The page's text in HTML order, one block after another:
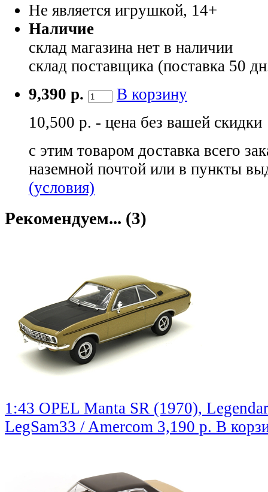
Не является игрушкой, 14+
Наличие
склад магазина нет в наличии
склад поставщика (поставка 50
9,390 р.
В корзину
10,500 р. - цена без вашей скидки
с этим товаром доставка всего
наземной почтой или в пункты
(условия)
Рекомендуем... (3)
1:43 OPEL Manta SR (1970),
LegSam33 / Amercom 3,190 р. В